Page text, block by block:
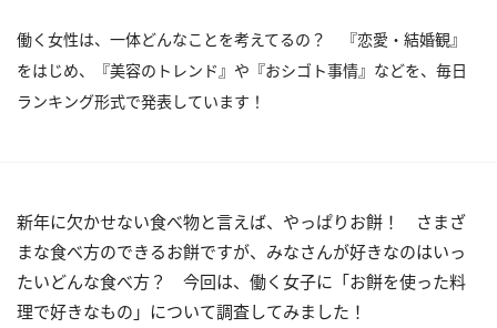
働く女性は、一体どんなことを考えてるの？ 『恋愛・結婚観』
をはじめ、『美容のトレンド』や『おシゴト事情』などを、毎日
ランキング形式で発表しています！
新年に欠かせない食べ物と言えば、やっぱりお餅！ さまざ
まな食べ方のできるお餅ですが、みなさんが好きなのはいっ
たいどんな食べ方？ 今回は、働く女子に「お餅を使った料
理で好きなもの」について調査してみました！